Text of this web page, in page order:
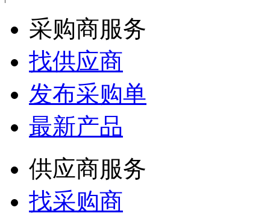
采购商服务
找供应商
发布采购单
最新产品
供应商服务
找采购商